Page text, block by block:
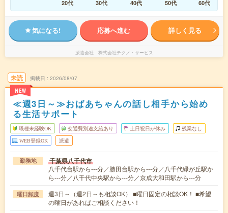
20代
30代 40代 50代 60代
気になる! 応募へ進む 詳しく見る
派遣会社 株式会社テクノ・サービス
未読
NEW
掲載日 2026/08/07
≪週3日～≫おばあちゃんの話し相手から始め
る生活サポート
職種未経験OK 交通費別途支給あり 土日祝日が休み 残業なし
WEB登録OK 派遣
勤務地 千葉県八千代市
八千代台駅から---分／勝田台駅から---分／八千代緑が丘駅か
ら---分／八千代中央駅から---分／京成大和田駅から---分
曜日頻度
週3日～（週2日～も相談OK） ■曜日固定の相談OK！ ■希望
の曜日があればご相談ください！